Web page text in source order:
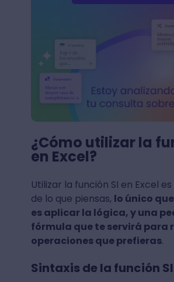
¿Cómo utilizar la
en Excel?
Utilizar la función SI en Excel
de lo que piensas, lo único
es aplicar la lógica, y una
fórmula que te servirá para
operaciones que prefieras.
Sintaxis de la función SI